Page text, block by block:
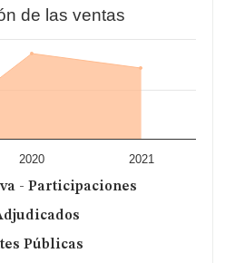
de las ventas
2020 2021
- Participaciones
Públicas